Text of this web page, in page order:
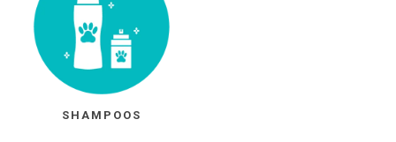
SHAMPOOS